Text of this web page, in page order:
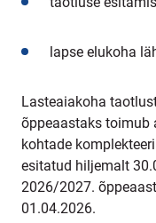
lapse elukoha
Lasteaiakoha
õppeaastaks toimub
kohtade
esitatud hiljemalt
2026/2027.
01.04.2026.